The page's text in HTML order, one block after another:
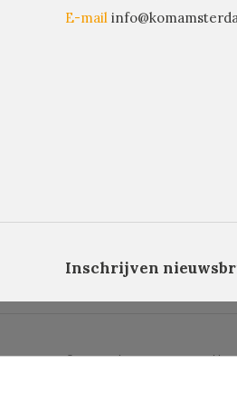
E-mail
Inschrijven
© Copyright 2026 - Powered by